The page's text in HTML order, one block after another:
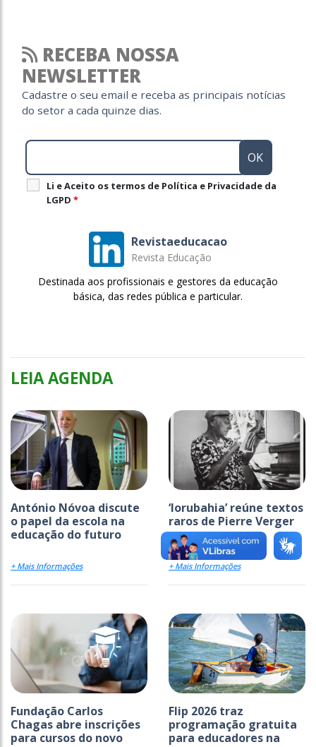
RECEBA NOSSA
NEWSLETTER
Cadastre o seu email e receba as principais notícias
do setor a cada quinze dias.
Li e Aceito os termos de Política e Privacidade da
LGPD *
Revistaeducacao
Revista Educação
Destinada aos profissionais e gestores da educação
básica, das redes pública e particular.
LEIA AGENDA
António Nóvoa discute
o papel da escola na
educação do futuro
+ Mais Informações
‘Iorubahia’ reúne textos
raros de Pierre Verger
+ Mais Informações
Fundação Carlos
Chagas abre inscrições
para cursos do novo
Flip 2026 traz
programação gratuita
para educadores na